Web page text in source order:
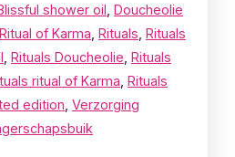
shower oil Doucheolie
Ritual of Karma Rituals Rituals
Rituals Doucheolie Rituals
ritual of Karma Rituals
edition Verzorging